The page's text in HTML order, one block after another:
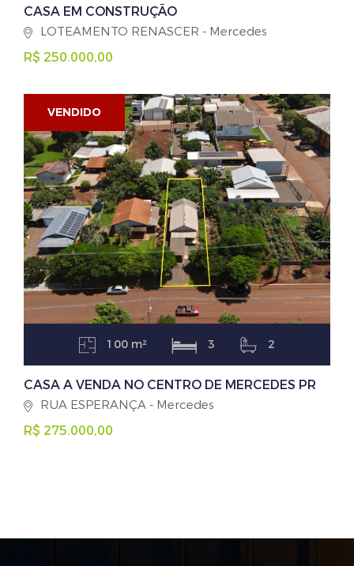
CASA EM CONSTRUÇÃO
LOTEAMENTO RENASCER - Mercedes
R$ 250.000,00
VENDIDO
100 m² 3 2
CASA A VENDA NO CENTRO DE MERCEDES PR
RUA ESPERANÇA - Mercedes
R$ 275.000,00